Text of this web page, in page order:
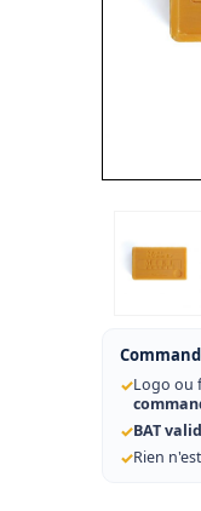
✓Logo ou
✓BAT
✓Rien